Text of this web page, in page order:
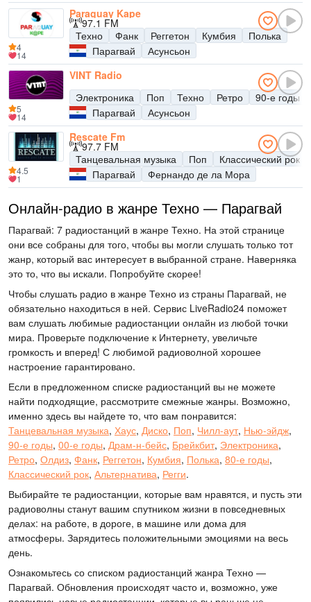
Paraguay Kape
97.1 FM
Техно
Фанк Реггетон Кумбия
Полька
Парагвай
Асунсьон
4
14
VINT Radio
Электроника
Поп Техно Ретро
90-е годы
Парагвай
Асунсьон
5
14
Rescate Fm
97.7 FM
Танцевальная музыка
Поп
Классический рок
Парагвай
Фернандо де ла Мора
4.5
1
Онлайн-радио в жанре Техно — Парагвай
Парагвай: 7 радиостанций в жанре Техно. На этой странице
они все собраны для того, чтобы вы могли слушать только тот
жанр, который вас интересует в выбранной стране. Наверняка
это то, что вы искали. Попробуйте скорее!
Чтобы слушать радио в жанре Техно из страны Парагвай, не
обязательно находиться в ней. Сервис LiveRadio24 поможет
вам слушать любимые радиостанции онлайн из любой точки
мира. Проверьте подключение к Интернету, увеличьте
громкость и вперед! С любимой радиоволной хорошее
настроение гарантировано.
Если в предложенном списке радиостанций вы не можете
найти подходящие, рассмотрите смежные жанры. Возможно,
именно здесь вы найдете то, что вам понравится:
Танцевальная музыка, Хаус, Диско, Поп, Чилл-аут, Нью-эйдж,
90-е годы, 00-е годы, Драм-н-бейс, Брейкбит, Электроника,
Ретро, Олдиз, Фанк, Реггетон, Кумбия, Полька, 80-е годы,
Классический рок, Альтернатива, Регги.
Выбирайте те радиостанции, которые вам нравятся, и пусть эти
радиоволны станут вашим спутником жизни в повседневных
делах: на работе, в дороге, в машине или дома для
атмосферы. Зарядитесь положительными эмоциями на весь
день.
Ознакомьтесь со списком радиостанций жанра Техно —
Парагвай. Обновления происходят часто и, возможно, уже